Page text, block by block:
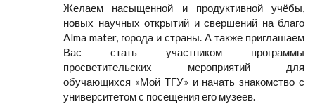
Желаем насыщенной и продуктивной учёбы,
новых научных открытий и свершений на благо
Alma mater, города и страны. А также приглашаем
Вас стать участником программы
просветительских мероприятий для
обучающихся «Мой ТГУ» и начать знакомство с
университетом с посещения его музеев.